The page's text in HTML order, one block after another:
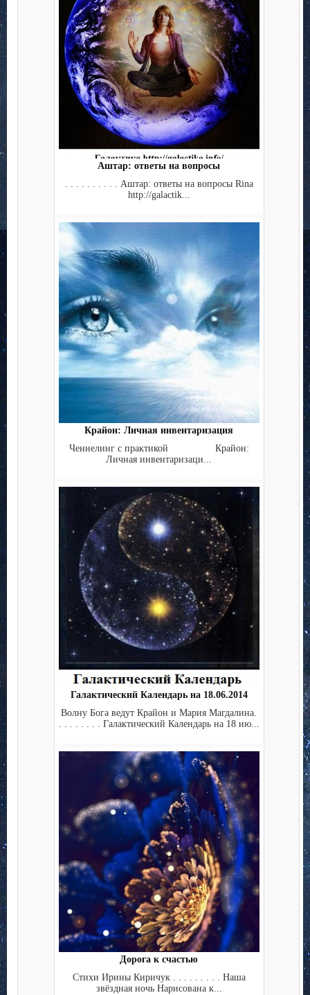
Аштар: ответы на вопросы
. . . . . . . . . . Аштар: ответы на вопросы Rina
http://galactik...
Крайон: Личная инвентаризация
Ченнелинг с практикой Крайон:
Личная инвентаризаци...
Галактический Календарь на 18.06.2014
Волну Бога ведут Крайон и Мария Магдалина.
. . . . . . . . Галактический Календарь на 18 ию...
Дорога к счастью
Стихи Ирины Киричук . . . . . . . . . Наша
звёздная ночь Нарисована к...